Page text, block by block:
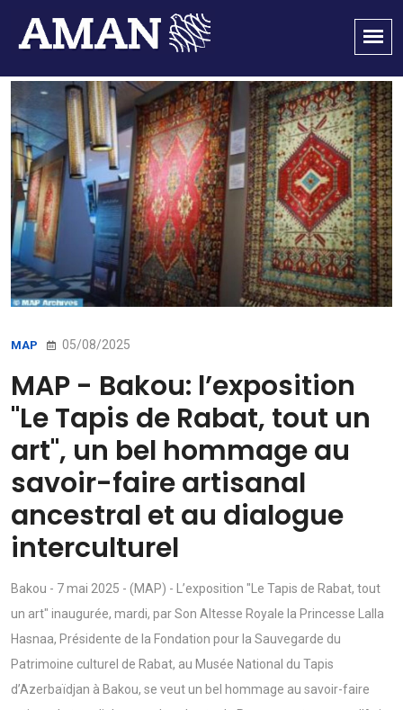
MAP 05/08/2025
MAP - Bakou: l’exposition
"Le Tapis de Rabat, tout un
art", un bel hommage au
savoir-faire artisanal
ancestral et au dialogue
interculturel
Bakou - 7 mai 2025 - (MAP) - L’exposition "Le Tapis de Rabat, tout
un art" inaugurée, mardi, par Son Altesse Royale la Princesse Lalla
Hasnaa, Présidente de la Fondation pour la Sauvegarde du
Patrimoine culturel de Rabat, au Musée National du Tapis
d’Azerbaïdjan à Bakou, se veut un bel hommage au savoir-faire